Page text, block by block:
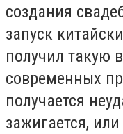
создания
запуск
получил такую
современных
получается
зажигается,